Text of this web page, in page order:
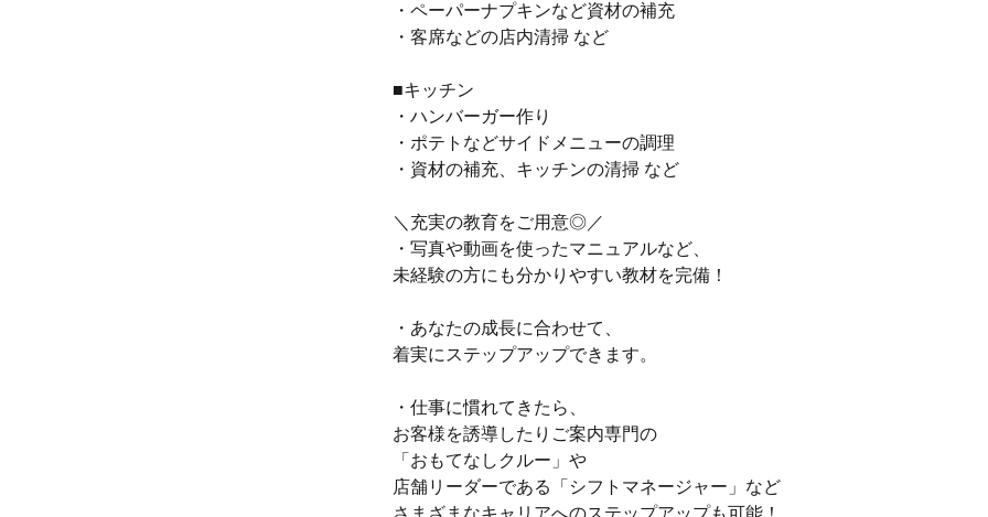
・ペーパーナプキンなど資材の補充
・客席などの店内清掃 など
■キッチン
・ハンバーガー作り
・ポテトなどサイドメニューの調理
・資材の補充、キッチンの清掃 など
＼充実の教育をご用意◎／
・写真や動画を使ったマニュアルなど、
未経験の方にも分かりやすい教材を完備！
・あなたの成長に合わせて、
着実にステップアップできます。
・仕事に慣れてきたら、
お客様を誘導したりご案内専門の
「おもてなしクルー」や
店舗リーダーである「シフトマネージャー」など
さまざまなキャリアへのステップアップも可能！